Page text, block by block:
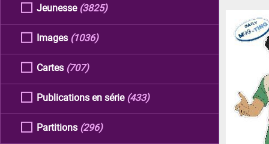
Jeunesse (3825)
Images (1036)
Cartes (707)
Publications en série (433)
Partitions (296)